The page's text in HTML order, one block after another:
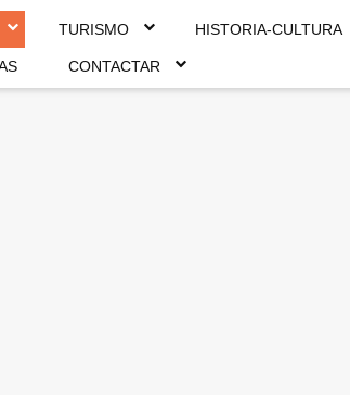
TURISMO HISTORIA-CULTURA
CONTACTAR